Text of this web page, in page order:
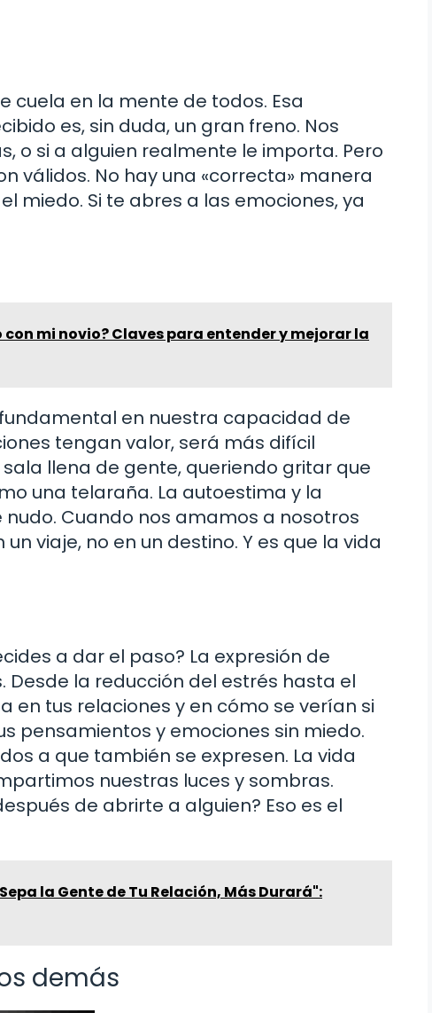
cuela en la mente de todos. Esa
es, sin duda, un gran freno. Nos
o si a alguien realmente le importa. Pero
válidos. No hay una «correcta» manera
miedo. Si te abres a las emociones, ya
con mi novio? Claves para entender y mejorar la
en nuestra capacidad de
tengan valor, será más difícil
llena de gente, queriendo gritar que
una telaraña. La autoestima y la
Cuando nos amamos a nosotros
viaje, no en un destino. Y es que la vida
a dar el paso? La expresión de
la reducción del estrés hasta el
en tus relaciones y en cómo se verían si
pensamientos y emociones sin miedo.
a que también se expresen. La vida
nuestras luces y sombras.
de abrirte a alguien? Eso es el
la Gente de Tu Relación, Más Durará":
demás